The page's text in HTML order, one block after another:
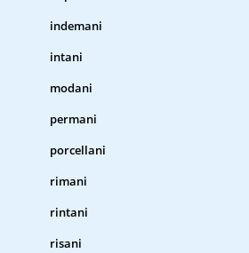
indemani
intani
modani
permani
porcellani
rimani
rintani
risani